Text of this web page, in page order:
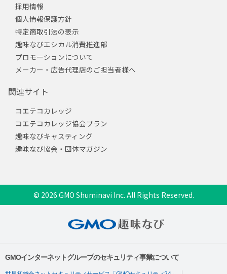
採用情報
個人情報保護方針
特定商取引法の表示
趣味なびエシカル消費推進部
プロモーションについて
メーカー・広告代理店のご担当者様へ
関連サイト
コエテコカレッジ
コエテコカレッジ協会プラン
趣味なびキャスティング
趣味なび協会・団体マガジン
© 2026 GMO Shuminavi Inc. All Rights Reserved.